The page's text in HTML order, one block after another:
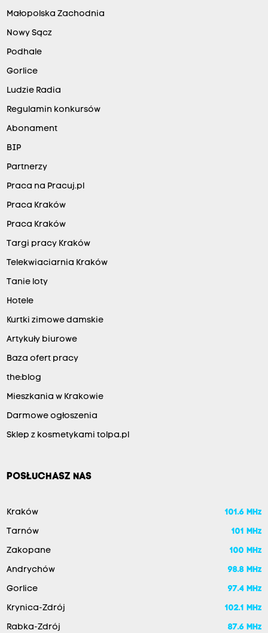
Małopolska Zachodnia
Nowy Sącz
Podhale
Gorlice
Ludzie Radia
Regulamin konkursów
Abonament
BIP
Partnerzy
Praca na Pracuj.pl
Praca Kraków
Praca Kraków
Targi pracy Kraków
Telekwiaciarnia Kraków
Tanie loty
Hotele
Kurtki zimowe damskie
Artykuły biurowe
Baza ofert pracy
the:blog
Mieszkania w Krakowie
Darmowe ogłoszenia
Sklep z kosmetykami tolpa.pl
POSŁUCHASZ NAS
Kraków 101.6 MHz
Tarnów 101 MHz
Zakopane 100 MHz
Andrychów 98.8 MHz
Gorlice 97.4 MHz
Krynica-Zdrój 102.1 MHz
Rabka-Zdrój 87.6 MHz